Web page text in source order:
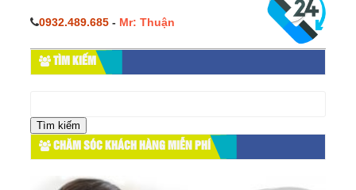
0932.489.685 - Mr: Thuận
TÌM KIẾM
cho:
CHĂM SÓC KHÁCH HÀNG MIỄN PHÍ